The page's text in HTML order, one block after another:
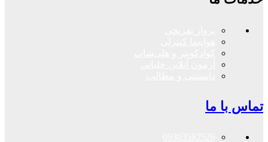
تماس با ما